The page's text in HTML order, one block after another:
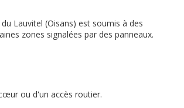
Lauvitel (Oisans) est soumis à des
zones signalées par des panneaux.
ou d'un accès routier.